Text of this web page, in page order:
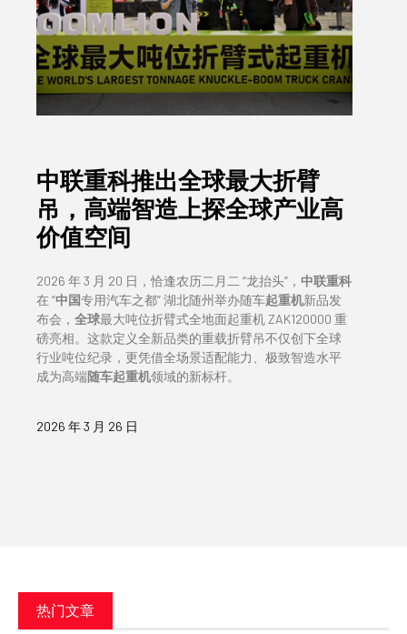
中联重科推出全球最大折臂
吊，高端智造上探全球产业高
价值空间
2026 年 3 月 20 日，恰逢农历二月二 “龙抬头”， 中联重科
在 “中国专用汽车之都” 湖北随州举办随车起重机新品发
布会， 全球最大吨位折臂式全地面起重机 ZAK120000 重
磅亮相。这款定义全新品类的重载折臂吊不仅创下全球
行业吨位纪录，更凭借全场景适配能力、极致智造水平
成为高端随车起重机领域的新标杆。
2026 年 3 月 26 日
热门文章